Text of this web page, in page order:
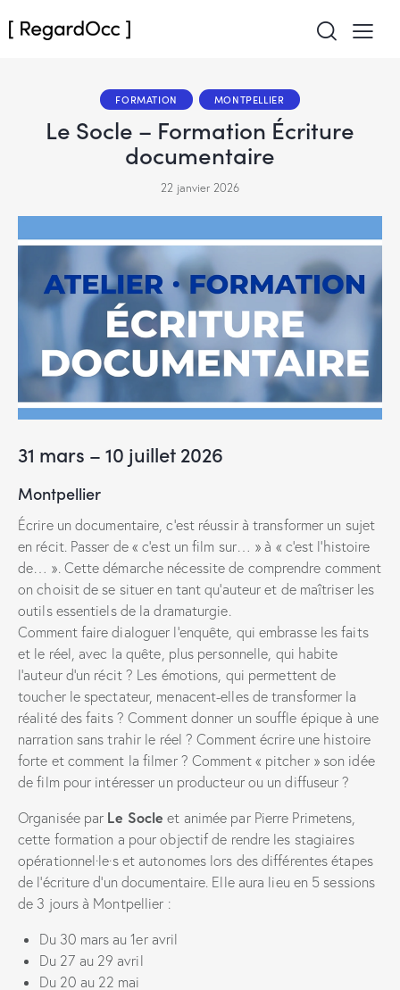
FORMATION MONTPELLIER
Le Socle – Formation Écriture
documentaire
22 janvier 2026
31 mars – 10 juillet 2026
Montpellier
Écrire un documentaire, c’est réussir à transformer un sujet
en récit. Passer de « c’est un film sur… » à « c’est l’histoire
de… ». Cette démarche nécessite de comprendre comment
on choisit de se situer en tant qu’auteur et de maîtriser les
outils essentiels de la dramaturgie.
Comment faire dialoguer l’enquête, qui embrasse les faits
et le réel, avec la quête, plus personnelle, qui habite
l’auteur d’un récit ? Les émotions, qui permettent de
toucher le spectateur, menacent-elles de transformer la
réalité des faits ? Comment donner un souffle épique à une
narration sans trahir le réel ? Comment écrire une histoire
forte et comment la filmer ? Comment « pitcher » son idée
de film pour intéresser un producteur ou un diffuseur ?
Organisée par Le Socle et animée par Pierre Primetens,
cette formation a pour objectif de rendre les stagiaires
opérationnel·le·s et autonomes lors des différentes étapes
de l’écriture d’un documentaire. Elle aura lieu en 5 sessions
de 3 jours à Montpellier :
Du 30 mars au 1er avril
Du 27 au 29 avril
Du 20 au 22 mai